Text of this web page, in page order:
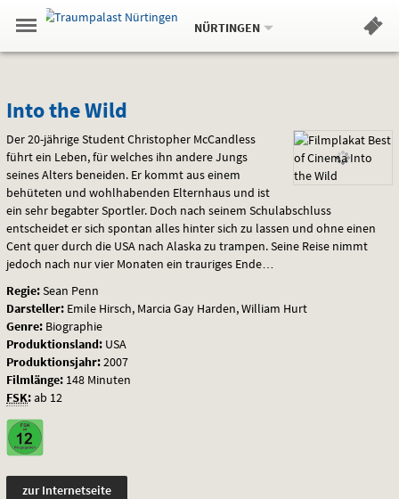
Springe
zum
,zum
.
Navigation
Gehe
zur
Standortauswahl
Standort:
NÜRTINGEN.
Hinweis
Into
the
Wild
Into the Wild
Der 20-jährige Student Christopher McCandless
führt ein Leben, für welches ihn andere Jungs
seines Alters beneiden. Er kommt aus einem
behüteten und wohlhabenden Elternhaus und ist
ein sehr begabter Sportler. Doch nach seinem Schulabschluss
entscheidet er sich spontan alles hinter sich zu lassen und ohne einen
Cent quer durch die USA nach Alaska zu trampen. Seine Reise nimmt
jedoch nach nur vier Monaten ein trauriges Ende…
Regie:Sean Penn
Darsteller: Emile Hirsch, Marcia Gay Harden, William Hurt
Genre: Biographie
Produktionsland: USA
Produktionsjahr:2007
Filmlänge: 148 Minuten
FSK:ab 12
zur Internetseite